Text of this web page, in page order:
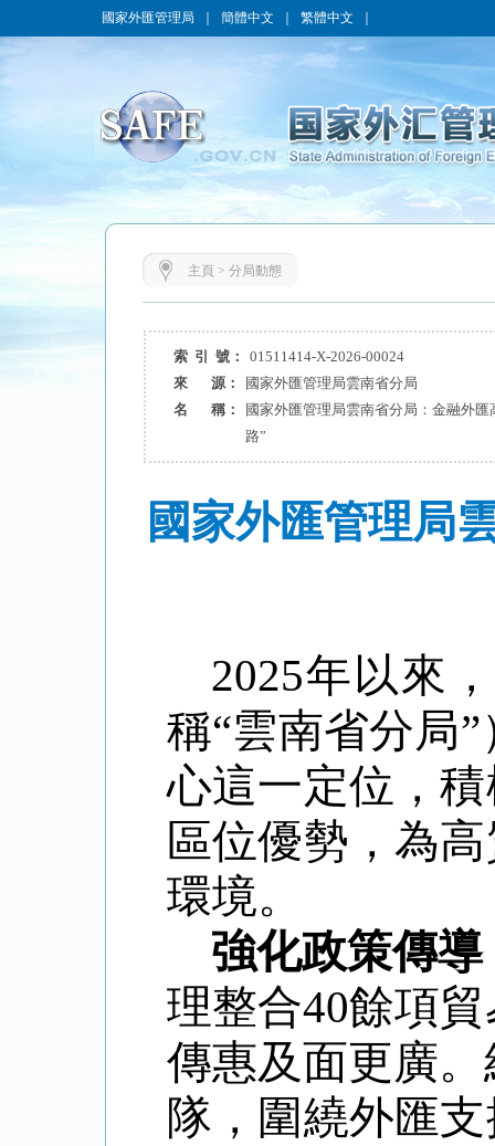
國家外匯管理局 簡體中文 繁體中文
主頁 > 分局動態
索 引 號：
01511414-X-2026-00024
來 源：
國家外匯管理局雲南省分局
名 稱：
國家外匯管理局雲南省分局：金融外
路”
國家外匯管理局
2025年以來
稱“雲南省分局
心這一定位，
區位優勢，為
環境。
強化政策傳
理整合40餘項
傳惠及面更廣
隊，圍繞外匯